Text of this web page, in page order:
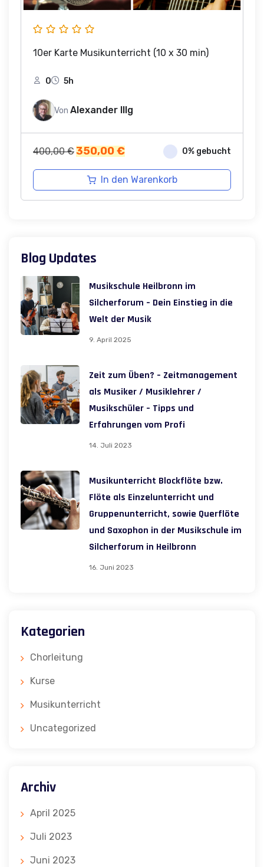
10er Karte Musikunterricht (10 x 30 min)
0 5h
Von Alexander Illg
400,00€Ursprünglicher
war:
400,00 €
350,00€Aktueller
ist:
350,00 €.
0% gebucht
In den Warenkorb
Blog Updates
Musikschule Heilbronn im
Silcherforum – Dein Einstieg in die
Welt der Musik
9. April 2025
Zeit zum Üben? – Zeitmanagement
als Musiker / Musiklehrer /
Musikschüler – Tipps und
Erfahrungen vom Profi
14. Juli 2023
Musikunterricht Blockflöte bzw.
Flöte als Einzelunterricht und
Gruppenunterricht, sowie Querflöte
und Saxophon in der Musikschule im
Silcherforum in Heilbronn
16. Juni 2023
Kategorien
Chorleitung
Kurse
Musikunterricht
Uncategorized
Archiv
April 2025
Juli 2023
Juni 2023